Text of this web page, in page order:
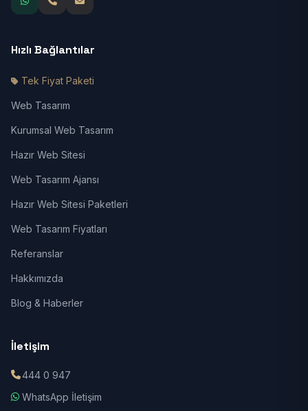
Hızlı Bağlantılar
Tek Fiyat Paketi
Web Tasarım
Kurumsal Web Tasarım
Hazır Web Sitesi
Web Tasarım Ajansı
Hazır Web Sitesi Paketleri
Web Tasarım Fiyatları
Referanslar
Hakkımızda
Blog & Haberler
İletişim
444 0 947
WhatsApp İletişim